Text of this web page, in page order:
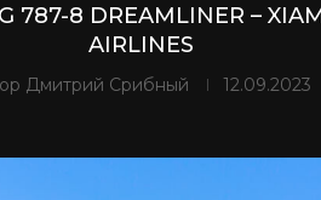
787-8 DREAMLINER –
AIRLINES
Дмитрий Срибный 12.09.2023